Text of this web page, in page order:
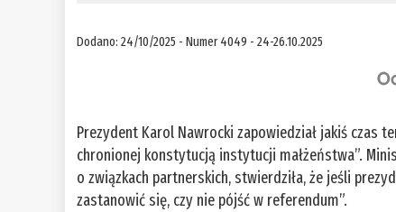
Dodano: 24/10/2025 - Numer 4049 - 24-26.10.2025
Prezydent Karol Nawrocki zapowiedział jakiś czas
chronionej konstytucją instytucji małżeństwa”.
o związkach partnerskich, stwierdziła, że jeśli
zastanowić się, czy nie pójść w referendum”.